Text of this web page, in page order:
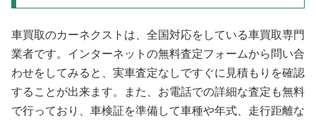
車買取のカーネクストは、全国対応をしている車買取専門
業者です。インターネットの無料査定フォームから問い合
わせをしてみると、実車査定なしですぐに見積もりを確認
することが出来ます。また、お電話での詳細な査定も無料
で行っており、車検証を準備して車種や年式、走行距離な